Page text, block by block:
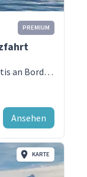
PREMIUM
an Bord
Ansehen
KARTE